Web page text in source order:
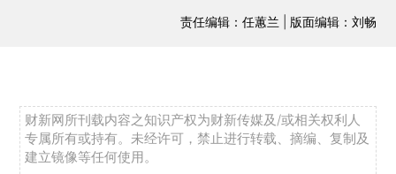
责任编辑：任蕙兰 | 版面编辑：刘畅
财新网所刊载内容之知识产权为财新传媒及/或相关权利人
专属所有或持有。未经许可，禁止进行转载、摘编、复制及
建立镜像等任何使用。